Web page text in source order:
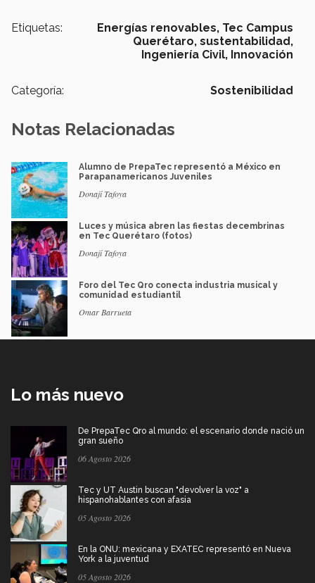
Etiquetas: Energías renovables, Tec Campus
Querétaro, sustentabilidad,
Ingeniería Civil, Innovación
Categoría: Sostenibilidad
Notas Relacionadas
Alumno de PrepaTec representó a México en
Parapanamericanos Juveniles
Donají Tafoya
Luces y música abren las fiestas decembrinas
en Tec Querétaro (fotos)
Donají Tafoya
Foro del Tec Qro conecta industria musical y
comunidad estudiantil
Omar Barrueta
Lo más nuevo
De PrepaTec Qro al mundo: el escenario donde nació un
gran sueño
06 Agosto 2026
Tec y UT Austin buscan "devolver la voz" a
hispanohablantes con afasia
05 Agosto 2026
En la ONU: mexicana y EXATEC representó en Nueva
York a la juventud
05 Agosto 2026